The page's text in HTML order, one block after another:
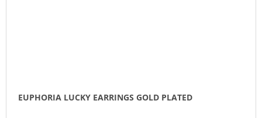
EUPHORIA LUCKY EARRINGS GOLD PLATED